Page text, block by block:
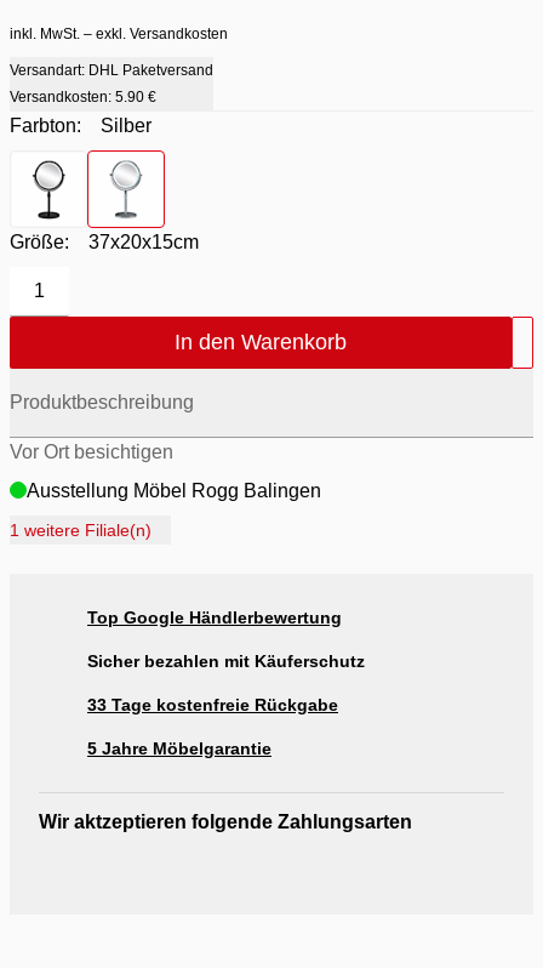
inkl. MwSt. – exkl. Versandkosten
Versandart: DHL Paketversand
Versandkosten: 5.90 €
Farbton:
Silber
Farbton
- Schwarz
Farbton
Größe: 37x20x15cm
1
In den Warenkorb
Produktbeschreibung
Vor Ort besichtigen
Ausstellung Möbel Rogg Balingen
Ausstellung Rogg Discount Balingen
Ausstellung Möbel Rogg Reutlingen
1 weitere Filiale(n)
Top Google Händlerbewertung
Sicher bezahlen mit Käuferschutz
33 Tage kostenfreie Rückgabe
5 Jahre Möbelgarantie
Wir aktzeptieren folgende Zahlungsarten